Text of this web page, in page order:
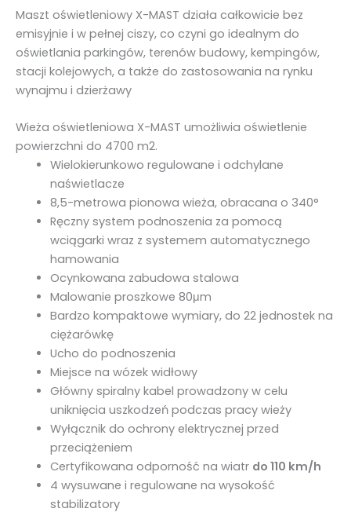
S
T
T
r
i
e
Maszt oświetleniowy X-MAST działa całkowicie bez
emisyjnie i w pełnej ciszy, co czyni go idealnym do
oświetlania parkingów, terenów budowy, kempingów,
stacji kolejowych, a także do zastosowania na rynku
wynajmu i dzierżawy
Wieża oświetleniowa X-MAST umożliwia oświetlenie
powierzchni do 4700 m2.
Wielokierunkowo regulowane i odchylane
naświetlacze
8,5-metrowa pionowa wieża, obracana o 340°
Ręczny system podnoszenia za pomocą
wciągarki wraz z systemem automatycznego
hamowania
Ocynkowana zabudowa stalowa
Malowanie proszkowe 80μm
Bardzo kompaktowe wymiary, do 22 jednostek na
ciężarówkę
Ucho do podnoszenia
Miejsce na wózek widłowy
Główny spiralny kabel prowadzony w celu
uniknięcia uszkodzeń podczas pracy wieży
Wyłącznik do ochrony elektrycznej przed
przeciążeniem
Certyfikowana odporność na wiatr do 110 km/h
4 wysuwane i regulowane na wysokość
stabilizatory